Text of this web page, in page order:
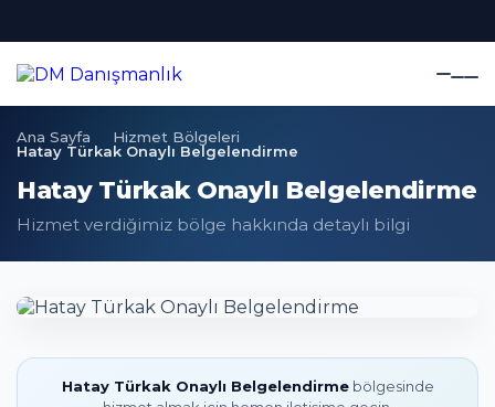
Ana Sayfa
Hizmet Bölgeleri
Hatay Türkak Onaylı Belgelendirme
Hatay Türkak Onaylı Belgelendirme
Hizmet verdiğimiz bölge hakkında detaylı bilgi
Hatay Türkak Onaylı Belgelendirmebölgesinde